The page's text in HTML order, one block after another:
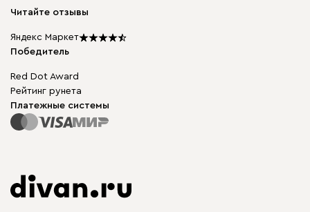
Карьера
Подарочные сертификаты
Мы в прессе
Столы и стулья
Читайте отзывы
Яндекс Маркет
Победитель
Red Dot Award
Рейтинг рунета
Платежные системы